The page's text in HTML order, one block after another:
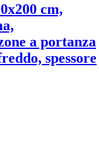
cm,
a portanza
spessore